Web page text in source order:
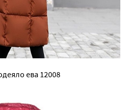
ева 12008